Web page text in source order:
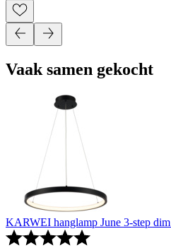
Vaak samen gekocht
KARWEI hanglamp June 3-step